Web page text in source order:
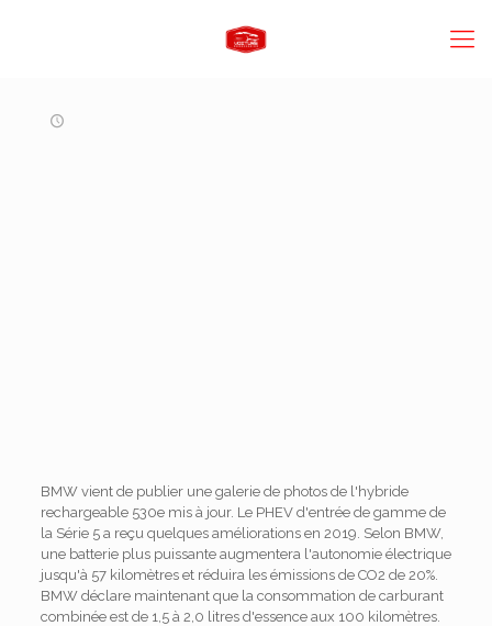
BMW vient de publier une galerie de photos de l'hybride
rechargeable 530e mis à jour. Le PHEV d'entrée de gamme de
la Série 5 a reçu quelques améliorations en 2019. Selon BMW,
une batterie plus puissante augmentera l'autonomie électrique
jusqu'à 57 kilomètres et réduira les émissions de CO2 de 20%.
BMW déclare maintenant que la consommation de carburant
combinée est de 1,5 à 2,0 litres d'essence aux 100 kilomètres.